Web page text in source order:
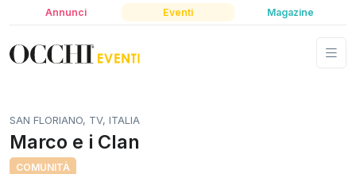
Annunci Eventi Magazine
SAN FLORIANO, TV, ITALIA
Marco e i Clan
COMUNITÀ